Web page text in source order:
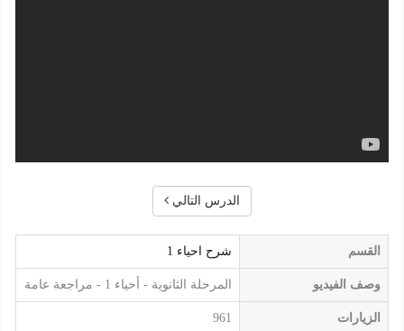
الدرس التالي
القسم شرح احياء 1
وصف الفيديو المرحلة الثانوية - أحياء 1 - مراجعة عامة
الزيارات 961